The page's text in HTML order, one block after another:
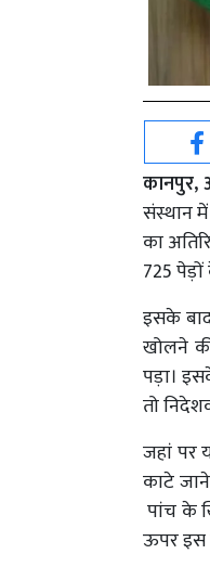
कानपुर,
संस्थान
का
725
इसके
खोलने
पड़ा।
तो
जहां पर
काटे
पांच के
ऊपर इस